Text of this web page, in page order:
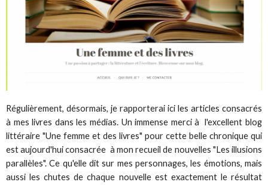
Régulièrement, désormais, je rapporterai ici les articles consacrés
à mes livres dans les médias. Un immense merci à l'excellent blog
littéraire "Une femme et des livres" pour cette belle chronique qui
est aujourd'hui consacrée à mon recueil de nouvelles "Les illusions
parallèles". Ce qu'elle dit sur mes personnages, les émotions, mais
aussi les chutes de chaque nouvelle est exactement le résultat